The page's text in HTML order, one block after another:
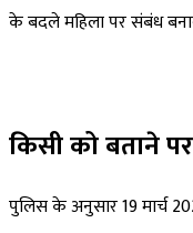
के बदले महिला पर संबंध
किसी को बताने
पुलिस के अनुसार 19 मार्च